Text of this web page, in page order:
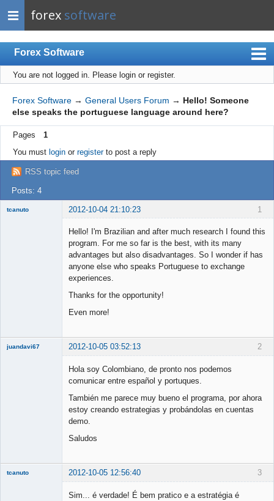
forex software
Forex Software
Index
Mobile
User list
Rules
Register
Login
You are not logged in. Please login or register.
Forex Software → General Users Forum → Hello! Someone
else speaks the portuguese language around here?
Pages
1
You must loginor registerto post a reply
RSS topic feed
Posts: 4
1
tcanuto 2012-10-04 21:10:23
Hello! I'm Brazilian and after much research I found this
program. For me so far is the best, with its many
advantages but also disadvantages. So I wonder if has
anyone else who speaks Portuguese to exchange
experiences.
Thanks for the opportunity!
Even more!
2
juandavi67 2012-10-05 03:52:13
Hola soy Colombiano, de pronto nos podemos
comunicar entre español y portuques.
También me parece muy bueno el programa, por ahora
estoy creando estrategias y probándolas en cuentas
demo.
Saludos
3
tcanuto 2012-10-05 12:56:40
Sim... é verdade! É bem pratico e a estratégia é